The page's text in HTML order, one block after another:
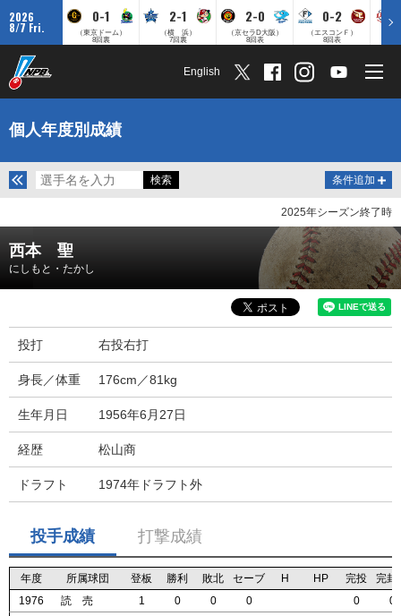
2026
8/7 Fri.
0-1
（東京ドーム）
8回裏
2-1
（横 浜）
7回裏
2-0
（京セラD大阪）
8回表
0-2
（エスコンＦ）
8回表
English
個人年度別成績
条件追加
2025年シーズン終了時
西本 聖
にしもと・たかし
投打 右投右打
身長／体重 176cm／81kg
生年月日 1956年6月27日
経歴 松山商
ドラフト 1974年ドラフト外
投手成績 打撃成績
年度 所属球団 登板 勝利 敗北 セーブ H HP 完投
完封
1976
読 売 1 0 0 0 0
0
年度 所属球団 登板 勝利 敗北 セーブ H HP 完投
完封
1976
読 売 1 0 0 0 0
0
年度 所属球団 登板 勝利 敗北 セーブ H HP 完投
完封
1976
読 売 1 0 0 0 0
0
年度 所属球団 登板 勝利 敗北 セーブ H HP 完投
完封
1976
読 売 1 0 0 0 0
0